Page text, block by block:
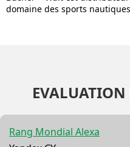
domaine des sports
EVALUATION
Rang Mondial Alexa